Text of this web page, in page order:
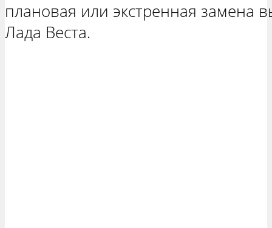
плановая или экстренная замена
Лада Веста.